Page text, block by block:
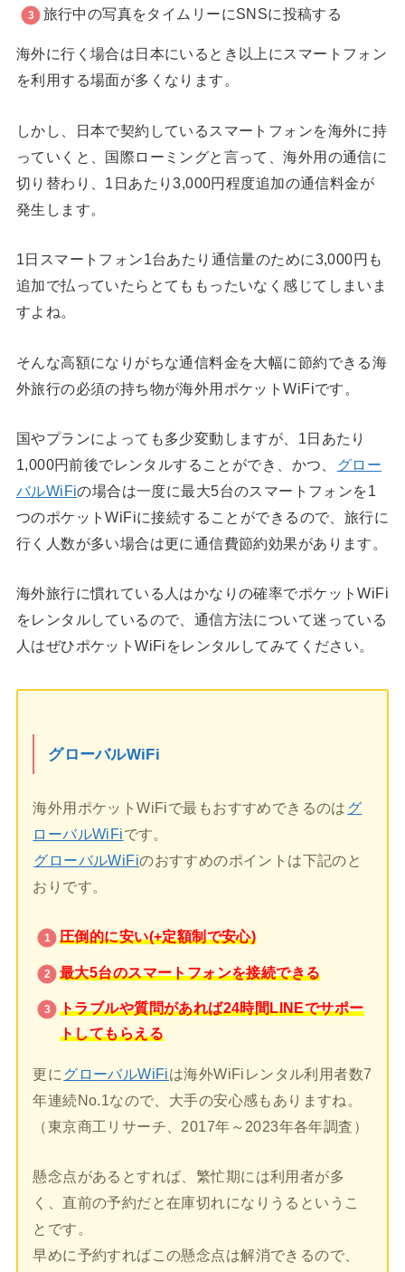
旅行中の写真をタイムリーにSNSに投稿する
海外に行く場合は日本にいるとき以上にスマートフォン
を利用する場面が多くなります。
しかし、日本で契約しているスマートフォンを海外に持
っていくと、国際ローミングと言って、海外用の通信に
切り替わり、1日あたり3,000円程度追加の通信料金が
発生します。
1日スマートフォン1台あたり通信量のために3,000円も
追加で払っていたらとてももったいなく感じてしまいま
すよね。
そんな高額になりがちな通信料金を大幅に節約できる海
外旅行の必須の持ち物が海外用ポケットWiFiです。
国やプランによっても多少変動しますが、1日あたり
1,000円前後でレンタルすることができ、かつ、
グロー
バルWiFiの場合は一度に最大5台のスマートフォンを1
つのポケットWiFiに接続することができるので、旅行に
行く人数が多い場合は更に通信費節約効果があります。
海外旅行に慣れている人はかなりの確率でポケットWiFi
をレンタルしているので、通信方法について迷っている
人はぜひポケットWiFiをレンタルしてみてください。
グローバルWiFi
海外用ポケットWiFiで最もおすすめできるのは グ
ローバルWiFiです。
グローバルWiFiのおすすめのポイントは下記のと
おりです。
圧倒的に安い(+定額制で安心)
最大5台のスマートフォンを接続できる
トラブルや質問があれば24時間LINEでサポー
トしてもらえる
更に グローバルWiFiは海外WiFiレンタル利用者数7
年連続No.1なので、大手の安心感もありますね。
（東京商工リサーチ、2017年～2023年各年調査）
懸念点があるとすれば、繁忙期には利用者が多
く、直前の予約だと在庫切れになりうるというこ
とです。
早めに予約すればこの懸念点は解消できるので、